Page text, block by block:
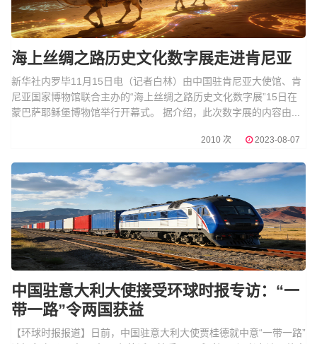
海上丝绸之路历史文化数字展走进肯尼亚
新华社内罗毕11月15日电（记者白林）由中国驻肯尼亚大使馆、肯
尼亚国家博物馆联合主办的“海上丝绸之路历史文化数字展”15日在
蒙巴萨耶稣堡博物馆举行开幕式。 据介绍，此次数字展的内容由...
2010 次 2023-08-07
中国驻意大利大使接受环球时报专访：“一
带一路”令两国获益
【环球时报报道】日前，中国驻意大利大使贾桂德就中意“一带一路”